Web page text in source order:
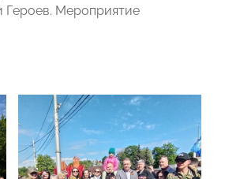
Героев. Мероприятие